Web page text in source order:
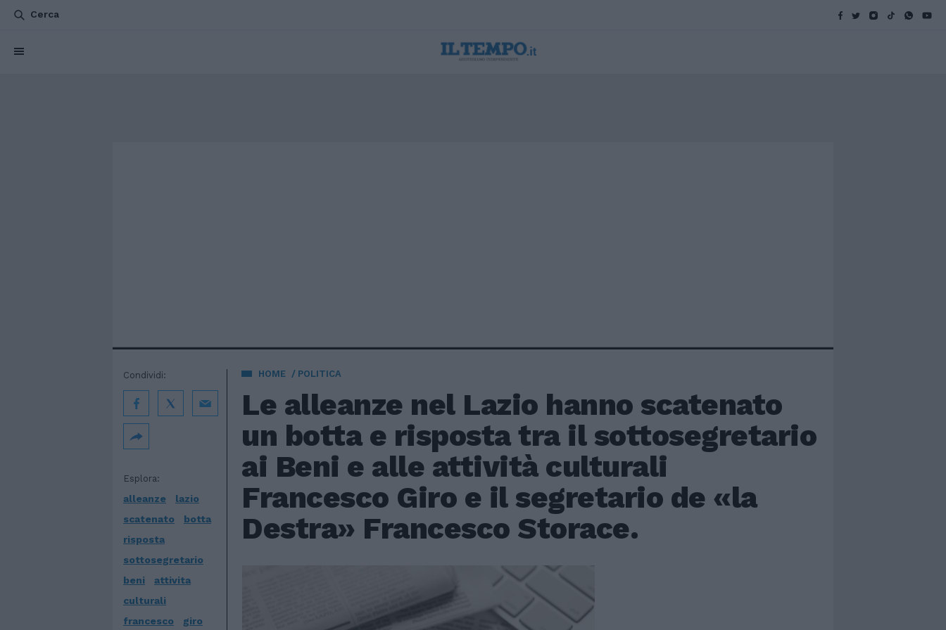
Cerca
HOME POLITICA
Le alleanze nel Lazio hanno scatenato
un botta e risposta tra il sottosegretario
ai Beni e alle attività culturali
Francesco Giro e il segretario de «la
Destra» Francesco Storace.
Esplora:
alleanze
lazio
scatenato
botta
risposta
sottosegretario
beni
attivita
culturali
francesco
giro
Condividi: